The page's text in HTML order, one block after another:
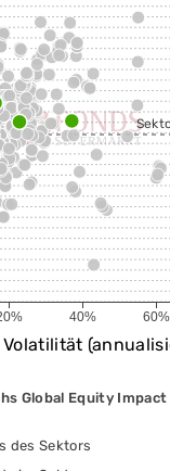
40% 60%
Volatilität
Global Equity
des Sektors